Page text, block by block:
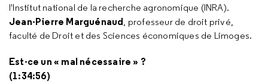
l'Institut national de la recherche agronomique (INRA).
Jean-Pierre Marguénaud, professeur de droit privé,
faculté de Droit et des Sciences économiques de Limoges.
Est-ce un « mal nécessaire » ?
(1:34:56)